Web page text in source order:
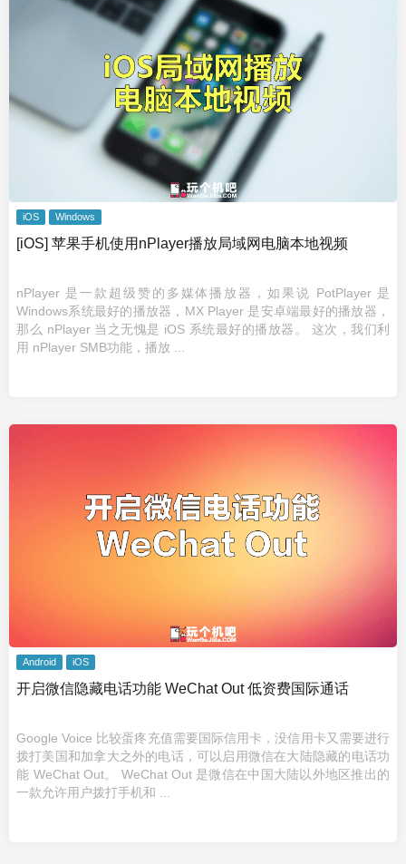
iOS Windows
[iOS] 苹果手机使用nPlayer播放局域网电脑本地视频
nPlayer 是一款超级赞的多媒体播放器，如果说 PotPlayer 是
Windows系统最好的播放器，MX Player 是安卓端最好的播放器，
那么 nPlayer 当之无愧是 iOS 系统最好的播放器。 这次，我们利
用 nPlayer SMB功能，播放 ...
Android iOS
开启微信隐藏电话功能 WeChat Out 低资费国际通话
Google Voice 比较蛋疼充值需要国际信用卡，没信用卡又需要进行
拨打美国和加拿大之外的电话，可以启用微信在大陆隐藏的电话功
能 WeChat Out。 WeChat Out 是微信在中国大陆以外地区推出的
一款允许用户拨打手机和 ...